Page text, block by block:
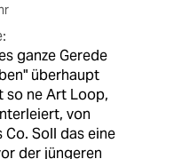
ganze Gerede
überhaupt
so ne Art Loop,
von
Co. Soll das eine
der jüngeren